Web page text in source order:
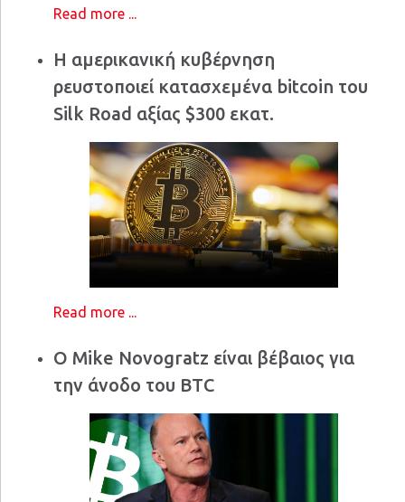
Read more ...
Η αμερικανική κυβέρνηση
ρευστοποιεί κατασχεμένα bitcoin του
Silk Road αξίας $300 εκατ.
Read more ...
Ο Mike Novogratz είναι βέβαιος για
την άνοδο του BTC